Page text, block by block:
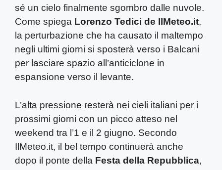
sé un cielo finalmente sgombro dalle nuvole.
Come spiega Lorenzo Tedici de IlMeteo.it,
la perturbazione che ha causato il maltempo
negli ultimi giorni si sposterà verso i Balcani
per lasciare spazio all’anticiclone in
espansione verso il levante.
L’alta pressione resterà nei cieli italiani per i
prossimi giorni con un picco atteso nel
weekend tra l’1 e il 2 giugno. Secondo
IlMeteo.it, il bel tempo continuerà anche
dopo il ponte della Festa della Repubblica,